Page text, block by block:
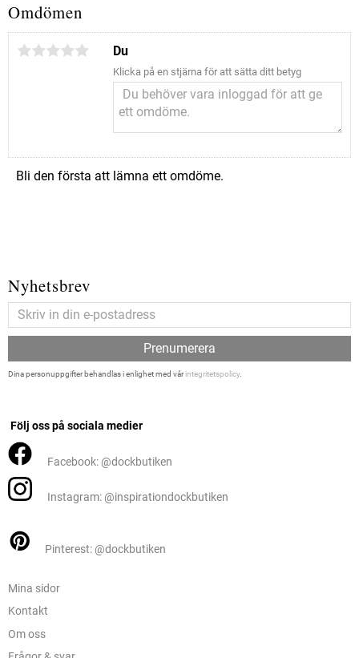
Omdömen
Du
Klicka på en stjärna för att sätta ditt betyg
Bli den första att lämna ett omdöme.
Nyhetsbrev
Prenumerera
Dina personuppgifter behandlas i enlighet med vårintegritetspolicy.
Följ oss på sociala medier
Facebook: @dockbutiken
Instagram: @inspirationdockbutiken
Pinterest: @dockbutiken
Mina sidor
Kontakt
Om oss